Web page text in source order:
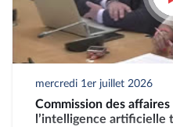
mercredi 1er juillet 2026
Commission des
l’intelligence artificielle